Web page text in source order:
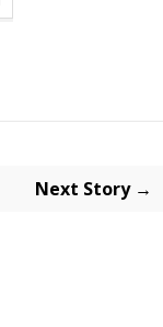
Next Story →